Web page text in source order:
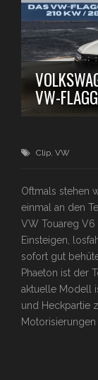
VW-
Clip, VW
Oftmals stehen
einmal an den
VW Touareg V6
Einsteigen,
sofort gut
Phaeton ist der
aktuelle Modell
und Heckpartie